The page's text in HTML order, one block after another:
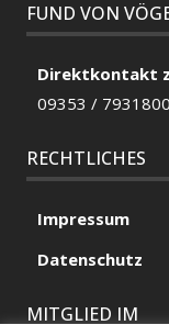
FUND VON
Direktkontakt
09353 / 7931800
RECHTLICHES
Impressum
Datenschutz
MITGLIED IM